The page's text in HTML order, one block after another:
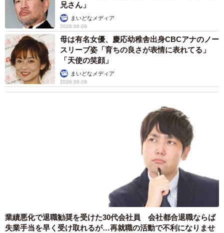
兄さん」
まいどなメディア
2026.08.09
母は有名女優、慶応幼稚舎出身CBCアナのノー
スリーブ姿「育ちの良さが表情に表れてる」
「天使の笑顔」
まいどなメディア
2026.08.09
業績悪化で退職勧奨を受けた30代会社員 会社都合退職ならば
失業手当を早く受け取れるが…再就職の活動で不利になりませ